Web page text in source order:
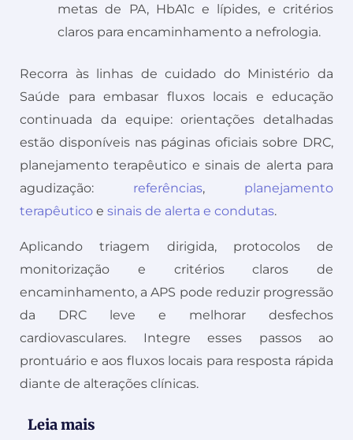
metas de PA, HbA1c e lípides, e critérios
claros para encaminhamento a nefrologia.
Recorra às linhas de cuidado do Ministério da
Saúde para embasar fluxos locais e educação
continuada da equipe: orientações detalhadas
estão disponíveis nas páginas oficiais sobre DRC,
planejamento terapêutico e sinais de alerta para
agudização: referências, planejamento
terapêutico e sinais de alerta e condutas.
Aplicando triagem dirigida, protocolos de
monitorização e critérios claros de
encaminhamento, a APS pode reduzir progressão
da DRC leve e melhorar desfechos
cardiovasculares. Integre esses passos ao
prontuário e aos fluxos locais para resposta rápida
diante de alterações clínicas.
Leia mais